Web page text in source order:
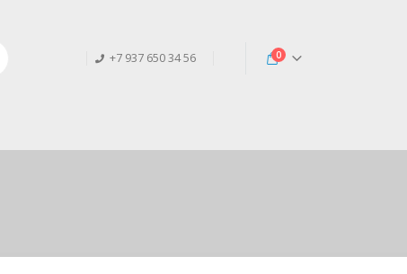
+7 937 650 34 56 0